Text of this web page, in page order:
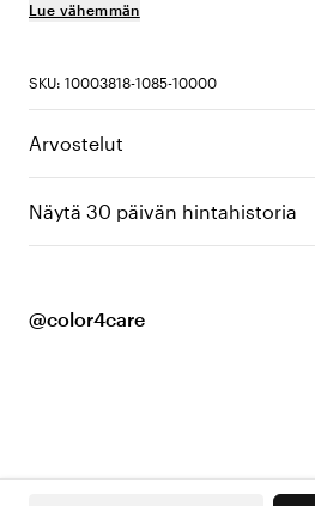
Lue vähemmän
SKU: 10003818-1085-10000
Arvostelut
Näytä 30 päivän hintahistoria
@color4care